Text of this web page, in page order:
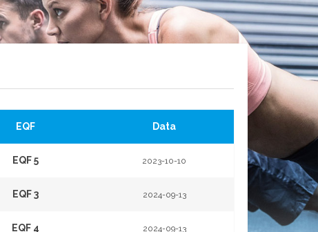
EQF Data
EQF 5 2023-10-10
EQF 3 2024-09-13
EQF 4 2024-09-13